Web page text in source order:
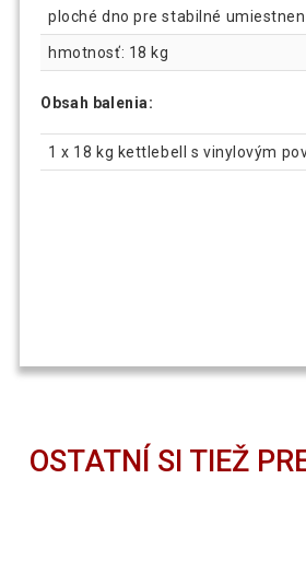
ploché dno pre stabilné
hmotnosť: 18 kg
Obsah balenia:
1 x 18 kg kettlebell s vinylovým
OSTATNÍ SI TIEŽ